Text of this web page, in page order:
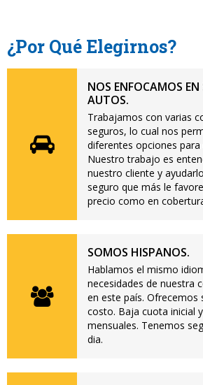
¿Por Qué Elegirnos?
NOS ENFOCAMOS EN
AUTOS.
Trabajamos con varias
seguros, lo cual nos
diferentes opciones para
Nuestro trabajo es
nuestro cliente y
seguro que más le
precio como en
SOMOS HISPANOS.
Hablamos el mismo
necesidades de nuestra
en este país. Ofrecemos
costo. Baja cuota inicial
mensuales. Tenemos
dia.